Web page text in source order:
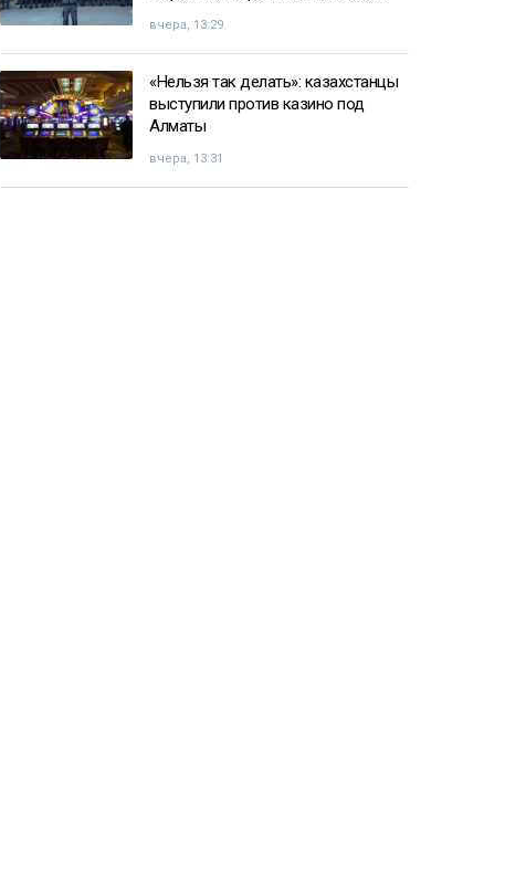
вчера, 13:29
«Нельзя так делать»: казахстанцы
выступили против казино под
Алматы
вчера, 13:31